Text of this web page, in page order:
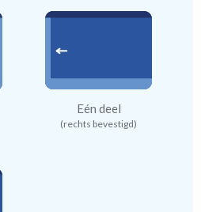
Eén deel
(rechts bevestigd)